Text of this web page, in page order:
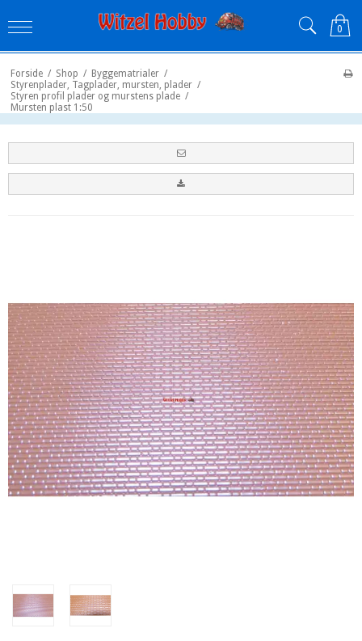
0
Forside / Shop / Byggematrialer /
Styrenplader, Tagplader, mursten, plader /
Styren profil plader og murstens plade /
Mursten plast 1:50